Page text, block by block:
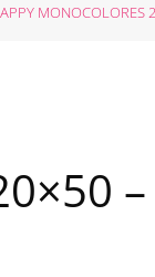
MONOCOLORES
–